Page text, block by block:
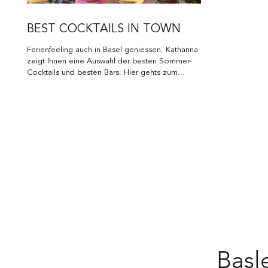
BEST COCKTAILS IN TOWN
Ferienfeeling auch in Basel geniessen. Katharina
zeigt Ihnen eine Auswahl der besten Sommer-
Cocktails und besten Bars. Hier gehts zum...